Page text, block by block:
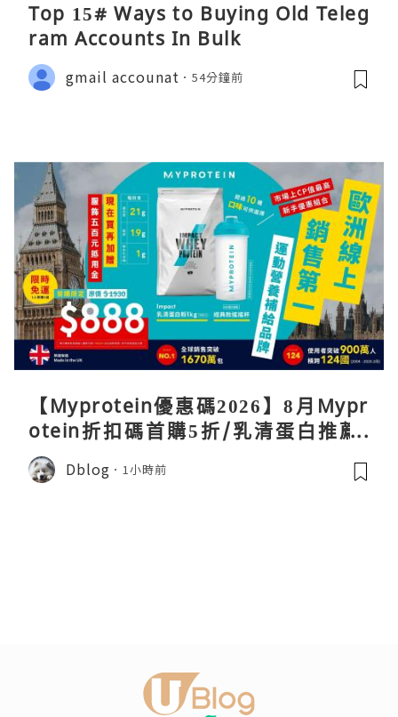
Top 15# Ways to Buying Old Teleg
ram Accounts In Bulk
gmail accounat 54分鐘前
【Myprotein優惠碼2026】8月Mypr
otein折扣碼首購5折/乳清蛋白推薦/
關稅/信用卡優惠實測攻略
Dblog 1小時前